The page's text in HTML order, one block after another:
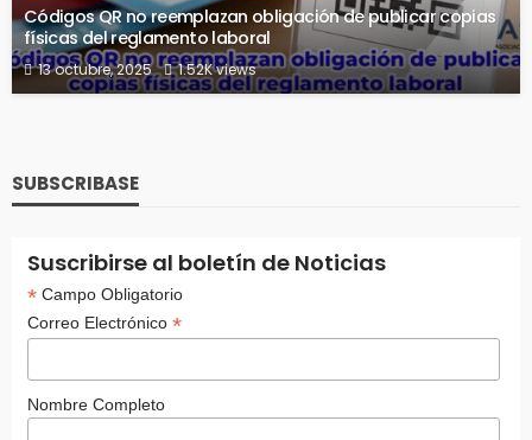
Códigos QR no reemplazan obligación de publicar copias
físicas del reglamento laboral
13 octubre, 2025 1.52K views
SUBSCRIBASE
Suscribirse al boletín de Noticias
*Campo Obligatorio
Correo Electrónico *
Nombre Completo